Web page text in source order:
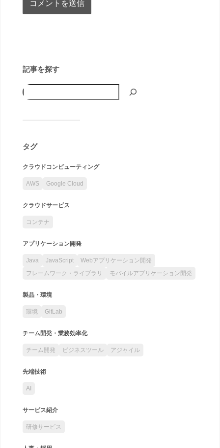
記事を探す
タグ
クラウドコンピューティング
AWS Google Cloud
クラウドサービス
コンテナ
アプリケーション開発
Java JavaScript
Webアプリケーション開発
フレームワーク・ライブラリ
モバイルアプリケーション開発
製品・環境
環境 GitLab
チーム開発・業務効率化
チーム開発 ビジネスツール アジャイル
先端技術
AI
サービス紹介
研修サービス